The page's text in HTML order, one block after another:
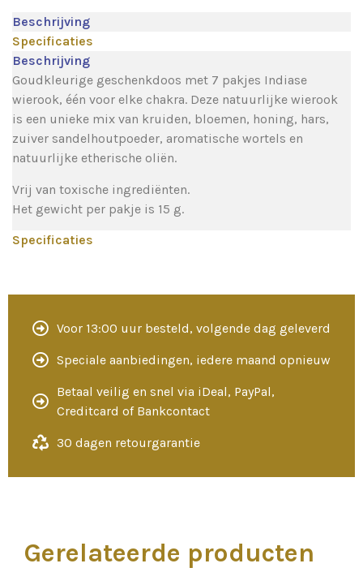
Beschrijving
Specificaties
Beschrijving
Goudkleurige geschenkdoos met 7 pakjes Indiase
wierook, één voor elke chakra. Deze natuurlijke wierook
is een unieke mix van kruiden, bloemen, honing, hars,
zuiver sandelhoutpoeder, aromatische wortels en
natuurlijke etherische oliën.
Vrij van toxische ingrediënten.
Het gewicht per pakje is 15 g.
Specificaties
Voor 13:00 uur besteld, volgende dag geleverd
Speciale aanbiedingen, iedere maand opnieuw
Betaal veilig en snel via iDeal, PayPal,
Creditcard of Bankcontact
30 dagen retourgarantie
Gerelateerde producten